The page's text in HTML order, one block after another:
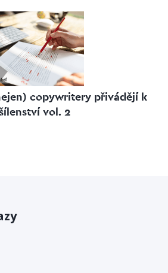
copywritery přivádějí k
vol. 2